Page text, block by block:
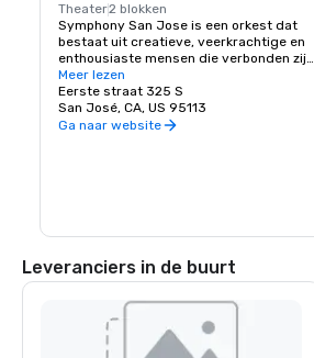
Theater2 blokken
Symphony San Jose is een orkest dat
bestaat uit creatieve, veerkrachtige en
enthousiaste mensen die verbonden zijn
door de liefde voor muziek. Het is er
trots op San Jose thuis te noemen en de
innovatieve en diverse cultuur van onze
gemeenschap te omarmen door
gemeenschapsprogramma's.
Meer lezen
Eerste straat 325 S
San José, CA, US 95113
Ga naar website
Leveranciers in de buurt